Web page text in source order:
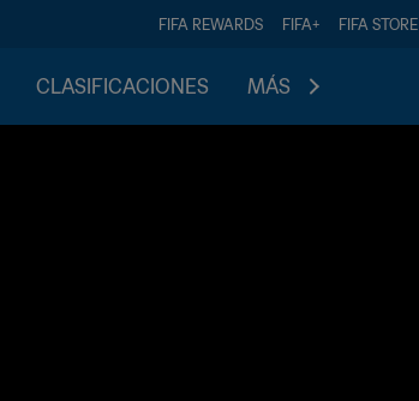
FIFA REWARDS FIFA+ FIFA STORE
CLASIFICACIONES MÁS